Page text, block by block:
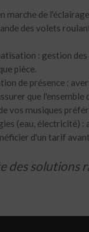
marche de
des volets
: gestion
pièce.
de présence :
que
vos musiques
(eau, électricité)
d'un tarif
des solutions